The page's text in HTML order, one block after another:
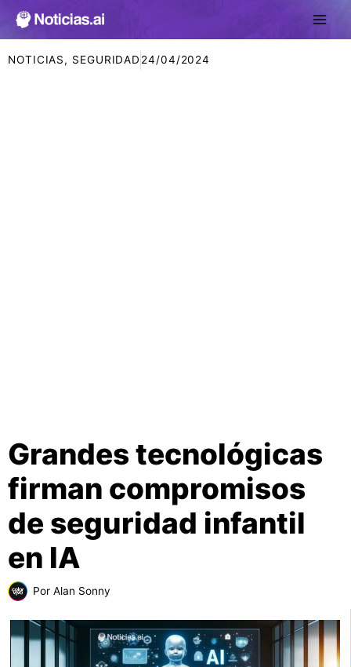
NOTICIAS, SEGURIDAD 24/04/2024
Grandes tecnológicas
firman compromisos
de seguridad infantil
en IA
Por Alan Sonny